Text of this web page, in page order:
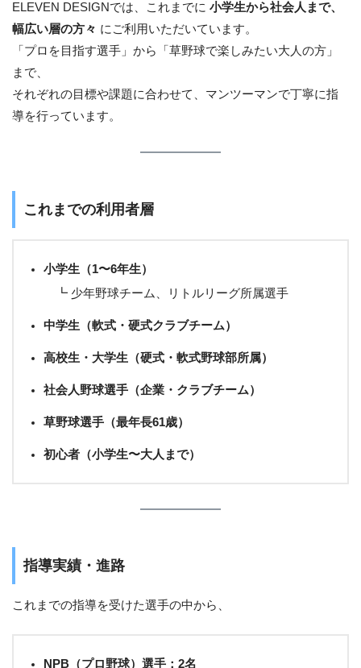
ELEVEN DESIGNでは、これまでに 小学生から社会人まで、
幅広い層の方々 にご利用いただいています。
「プロを目指す選手」から「草野球で楽しみたい大人の方」
まで、
それぞれの目標や課題に合わせて、マンツーマンで丁寧に指
導を行っています。
これまでの利用者層
小学生（1〜6年生）
┗ 少年野球チーム、リトルリーグ所属選手
中学生（軟式・硬式クラブチーム）
高校生・大学生（硬式・軟式野球部所属）
社会人野球選手（企業・クラブチーム）
草野球選手（最年長61歳）
初心者（小学生〜大人まで）
指導実績・進路
これまでの指導を受けた選手の中から、
NPB（プロ野球）選手：2名